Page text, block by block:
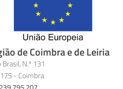
de Coimbra e de Leiria
Brasil, N.º 131
- Coimbra